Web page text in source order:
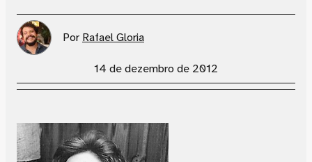
Por Rafael Gloria
14 de dezembro de 2012